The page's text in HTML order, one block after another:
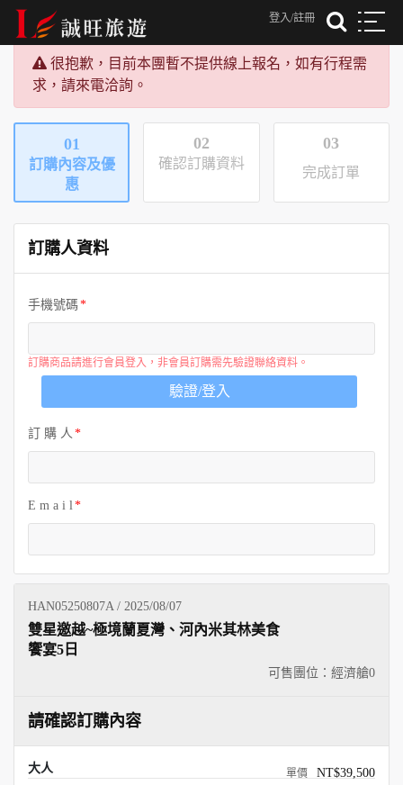
登入/註冊
很抱歉，目前本團暫不提供線上報名，如有行程需
求，請來電洽詢。
01
訂購內容及優
惠
02
確認訂購資料
03
完成訂單
訂購人資料
手機號碼
訂購商品請進行會員登入，非會員訂購需先驗證聯絡資料。
驗證/登入
訂 購 人
E m a i l
HAN05250807A / 2025/08/07
可售團位：經濟艙0
雙星邀越~極境蘭夏灣、河內米其林美食
饗宴5日
請確認訂購內容
大人 NT$39,500